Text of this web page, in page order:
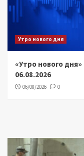
Утро нового дня
«Утро нового дня»
06.08.2026
06/08/2026 0